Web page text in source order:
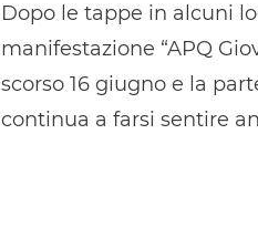
Dopo le tappe in alcuni
manifestazione “APQ
scorso 16 giugno e la
continua a farsi sentire